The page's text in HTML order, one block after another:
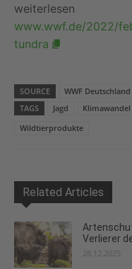
weiterlesen
www.wwf.de/2022/
tundra
SOURCE
WWF Deutschland
TAGS
Jagd Klimawandel
Wildtierprodukte
Related Articles
Verlierer
28.12.2025